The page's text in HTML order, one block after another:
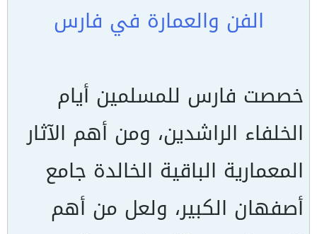
الفن والعمارة في فارس
خصصت فارس للمسلمين أيام
الخلفاء الراشدين، ومن أهم الآثار
المعمارية الباقية الخالدة جامع
أصفهان الكبير، ولعل من أهم